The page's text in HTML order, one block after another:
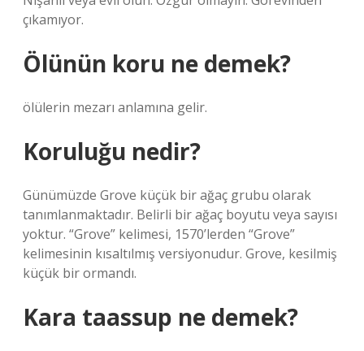
çıkamıyor.
Ölünün koru ne demek?
ölülerin mezarı anlamına gelir.
Koruluğu nedir?
Günümüzde Grove küçük bir ağaç grubu olarak
tanımlanmaktadır. Belirli bir ağaç boyutu veya sayısı
yoktur. “Grove” kelimesi, 1570’lerden “Grove”
kelimesinin kısaltılmış versiyonudur. Grove, kesilmiş
küçük bir ormandı.
Kara taassup ne demek?